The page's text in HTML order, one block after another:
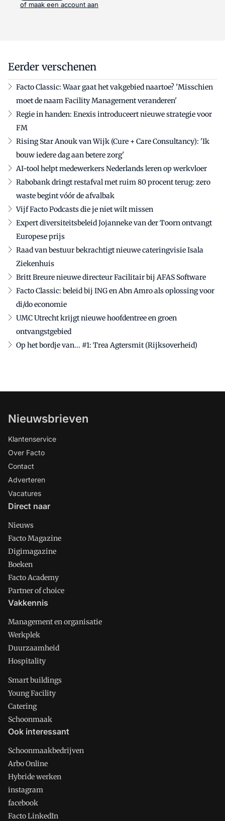
of maak een account aan
Eerder verschenen
Facto Classic: Waar gaat het vakgebied naartoe? 'Misschien
moet de naam Facility Management veranderen'
Regie in handen: Enexis introduceert nieuwe strategie voor
FM
Rising Star Anouk van Wijk (Cure + Care Consultancy): 'Ik
bouw iedere dag aan betere zorg'
AI-tool helpt medewerkers Nederlands leren op werkvloer
Rabobank dringt restafval met ruim 80 procent terug: zero
waste begint vóór de afvalbak
Vijf Facto Podcasts die je niet wilt missen
Expert diversiteitsbeleid Jojanneke van der Toorn ontvangt
Europese prijs
Raad van bestuur bekrachtigt nieuwe cateringvisie Isala
Ziekenhuis
Britt Breure nieuwe directeur Facilitair bij AFAS Software
Facto Classic: beleid bij ING en Abn Amro als oplossing voor
di/do economie
UMC Utrecht krijgt nieuwe hoofdentree en groen
ontvangstgebied
Op het bordje van... #1: Trea Agtersmit (Rijksoverheid)
Nieuwsbrieven
Klantenservice
Over Facto
Contact
Adverteren
Vacatures
Direct naar
Nieuws
Facto Magazine
Digimagazine
Boeken
Facto Academy
Partner of choice
Vakkennis
Management en organisatie
Werkplek
Duurzaamheid
Hospitality
Smart buildings
Young Facility
Catering
Schoonmaak
Ook interessant
Schoonmaakbedrijven
Arbo Online
Hybride werken
instagram
facebook
Facto LinkedIn